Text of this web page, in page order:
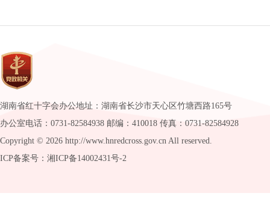
湖南省红十字会办公地址：湖南省长沙市天心区竹塘西路165号
办公室电话：0731-82584938 邮编：410018 传真：0731-82584928
Copyright © 2026 http://www.hnredcross.gov.cn All reserved.
ICP备案号：湘ICP备14002431号-2